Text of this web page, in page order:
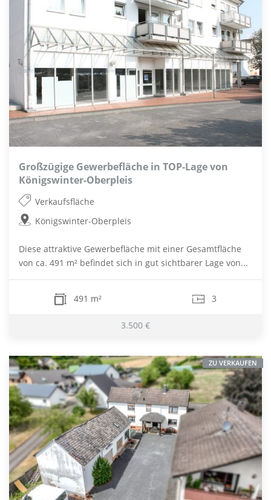
Großzügige Gewerbefläche in TOP-Lage von
Königswinter-Oberpleis
Verkaufsfläche
Königswinter-Oberpleis
Diese attraktive Gewerbefläche mit einer Gesamtfläche
von ca. 491 m² befindet sich in gut sichtbarer Lage von...
491 m² 3
3.500 €
ZU VERKAUFEN